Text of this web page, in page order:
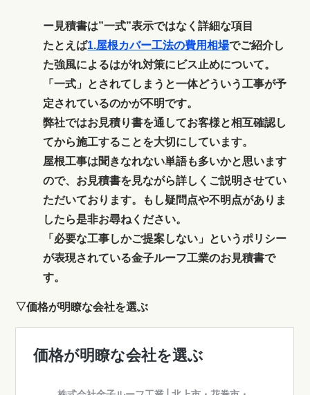
ー見積書は”一式”表示ではなく詳細な項目
たとえば1.屋根カバー工法の費用相場でご紹介し
た強風によるはがれ対策にビス止めについて。
「一式」とされてしまうと一体どういう工事が予
定されているのかが不明です。
弊社ではお見積り書を通してお客様と相互確認し
てから施工することを大切にしています。
屋根工事は聞きなれない単語も多いかと思います
ので、お見積書を見ながら詳しくご説明させてい
ただいております。もし疑問点や不明点がありま
したら是非お尋ねください。
「必要な工事しかご提案しない」というポリシー
が表現されている金子ルーフ工業のお見積書で
す。
▽価格が明瞭な会社を選ぶ